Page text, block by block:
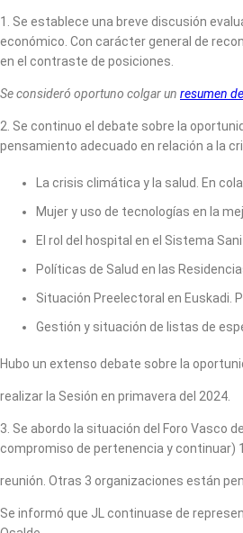
1. Se establece una breve discusión
económico. Con carácter general de
en el contraste de posiciones.
Se consideró oportuno colgar un resumen
2. Se continuo el debate sobre la
pensamiento adecuado en relación a la
La crisis climática y la salud. En
Mujer y uso de tecnologías en la
El rol del hospital en el Sistema
Políticas de Salud en las
Situación Preelectoral en Euskadi.
Gestión y situación de listas de
Hubo un extenso debate sobre la
realizar la Sesión en primavera del 2024.
3. Se abordo la situación del Foro Vasco
compromiso de pertenencia y continuar)
reunión. Otras 3 organizaciones están
Se informó que JL continuase de